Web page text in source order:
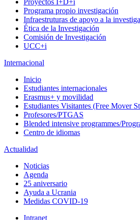
Proyectos I+D+i
Programa propio investigación
Infraestruturas de apoyo a la
Ética de la Investigación
Comisión de Investigación
UCC+i
Internacional
Inicio
Estudiantes internacionales
Erasmus+ y movilidad
Estudiantes Visitantes (Free Mover
Profesores/PTGAS
Blended intensive programmes/
Centro de idiomas
Actualidad
Noticias
Agenda
25 aniversario
Ayuda a Ucrania
Medidas COVID-19
Intranet